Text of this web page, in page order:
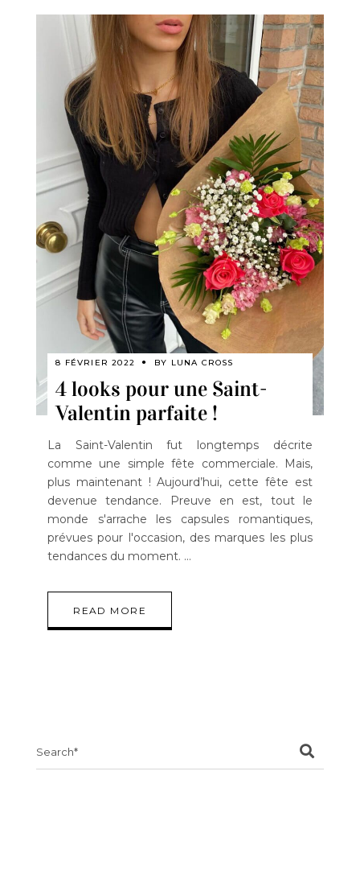
8 FÉVRIER 2022 BY LUNA CROSS
4 looks pour une Saint-
Valentin parfaite !
La Saint-Valentin fut longtemps décrite
comme une simple fête commerciale. Mais,
plus maintenant ! Aujourd’hui, cette fête est
devenue tendance. Preuve en est, tout le
monde s'arrache les capsules romantiques,
prévues pour l'occasion, des marques les plus
tendances du moment.
READ MORE